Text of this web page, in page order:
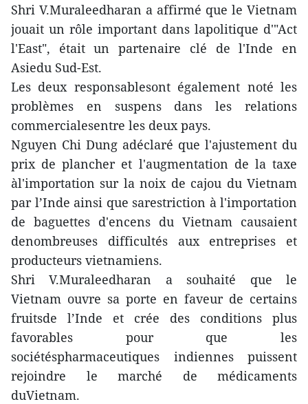
Shri V.Muraleedharan a affirmé que le Vietnam
jouait un rôle important dans lapolitique d'"Act
l'East", était un partenaire clé de l'Inde en
Asiedu Sud-Est.
Les deux responsablesont également noté les
problèmes en suspens dans les relations
commercialesentre les deux pays.
Nguyen Chi Dung adéclaré que l'ajustement du
prix de plancher et l'augmentation de la taxe
àl'importation sur la noix de cajou du Vietnam
par l’Inde ainsi que sarestriction à l'importation
de baguettes d'encens du Vietnam causaient
denombreuses difficultés aux entreprises et
producteurs vietnamiens.
Shri V.Muraleedharan a souhaité que le
Vietnam ouvre sa porte en faveur de certains
fruitsde l’Inde et crée des conditions plus
favorables pour que les
sociétéspharmaceutiques indiennes puissent
rejoindre le marché de médicaments
duVietnam.